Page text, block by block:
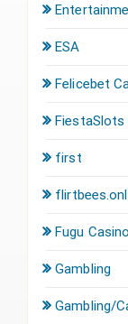
ESA
Felicebet
FiestaSlots
first
flirtbees.onl
Fugu Casino
Gambling
Gambling/